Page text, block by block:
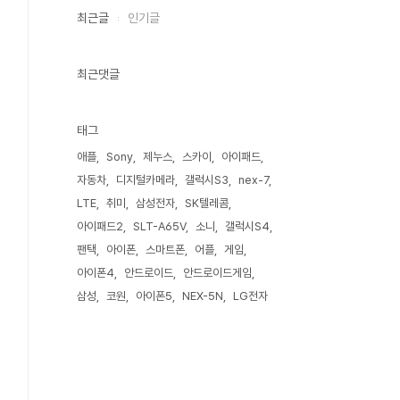
최근글 인기글
최근댓글
태그
애플 Sony 제누스 스카이
아이패드
자동차
디지털카메라 갤럭시S3
nex-7
LTE
취미 삼성전자
SK텔레콤
아이패드2
SLT-A65V 소니
갤럭시S4
팬택
아이폰 스마트폰 어플
게임
아이폰4
안드로이드
안드로이드게임
삼성
코원 아이폰5 NEX-5N LG전자